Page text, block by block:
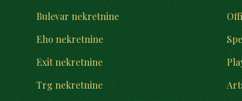
Bulevar nekretnine
Eho nekretnine
Exit nekretnine
Trg nekretnine